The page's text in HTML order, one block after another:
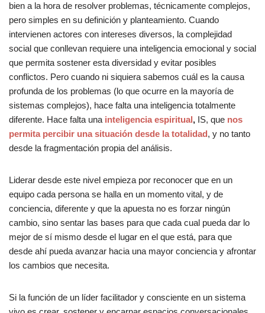
bien a la hora de resolver problemas, técnicamente complejos,
pero simples en su definición y planteamiento. Cuando
intervienen actores con intereses diversos, la complejidad
social que conllevan requiere una inteligencia emocional y social
que permita sostener esta diversidad y evitar posibles
conflictos. Pero cuando ni siquiera sabemos cuál es la causa
profunda de los problemas (lo que ocurre en la mayoría de
sistemas complejos), hace falta una inteligencia totalmente
diferente. Hace falta una inteligencia espiritual, IS, que nos
permita percibir una situación desde la totalidad, y no tanto
desde la fragmentación propia del análisis.
Liderar desde este nivel empieza por reconocer que en un
equipo cada persona se halla en un momento vital, y de
conciencia, diferente y que la apuesta no es forzar ningún
cambio, sino sentar las bases para que cada cual pueda dar lo
mejor de sí mismo desde el lugar en el que está, para que
desde ahí pueda avanzar hacia una mayor conciencia y afrontar
los cambios que necesita.
Si la función de un líder facilitador y consciente en un sistema